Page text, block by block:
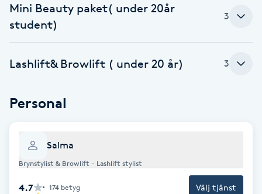
Brynplockning
Bröllopsuppsättning
Celluliter
Coachning
Color correction
Mini Beauty paket( under 20år
student)
3
Lashlift& Browlift ( under 20 år) 3
Personal
Salma
Brynstylist & Browlift - Lashlift stylist
4.7 174 betyg Välj tjänst